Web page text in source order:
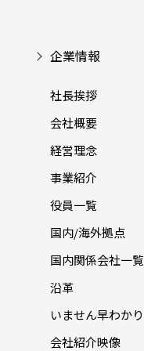
企業情報
社長挨拶
会社概要
経営理念
事業紹介
役員一覧
国内/海外拠点
国内関係会社一覧
沿革
いません早わかり
会社紹介映像